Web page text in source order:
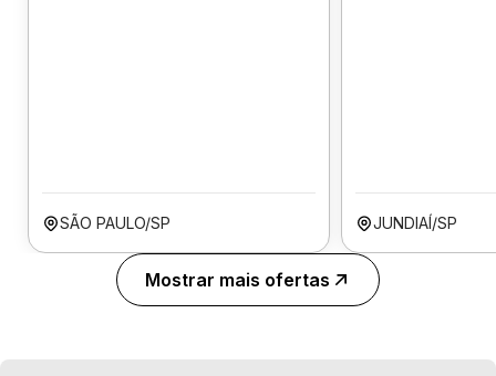
SÃO PAULO/SP JUNDIAÍ/SP
Mostrar mais ofertas